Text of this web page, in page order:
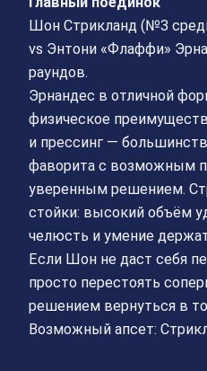
Шон Стрикланд (№3
vs Энтони «Флаффи»
раундов.
Эрнандес в отличной
физическое
и прессинг —
фаворита с возможным
уверенным решением.
стойки: высокий объём
челюсть и умение
Если Шон не даст себя
просто перестоять
решением вернуться в
Возможный апсет: